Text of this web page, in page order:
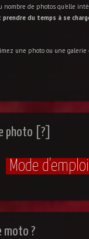
nombre de photos qu'elle
du temps à se
une photo ou une
photo [?]
Mode d'emploi
moto ?